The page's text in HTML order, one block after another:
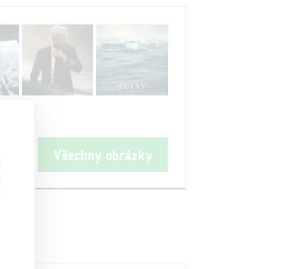
Všechny obrázky